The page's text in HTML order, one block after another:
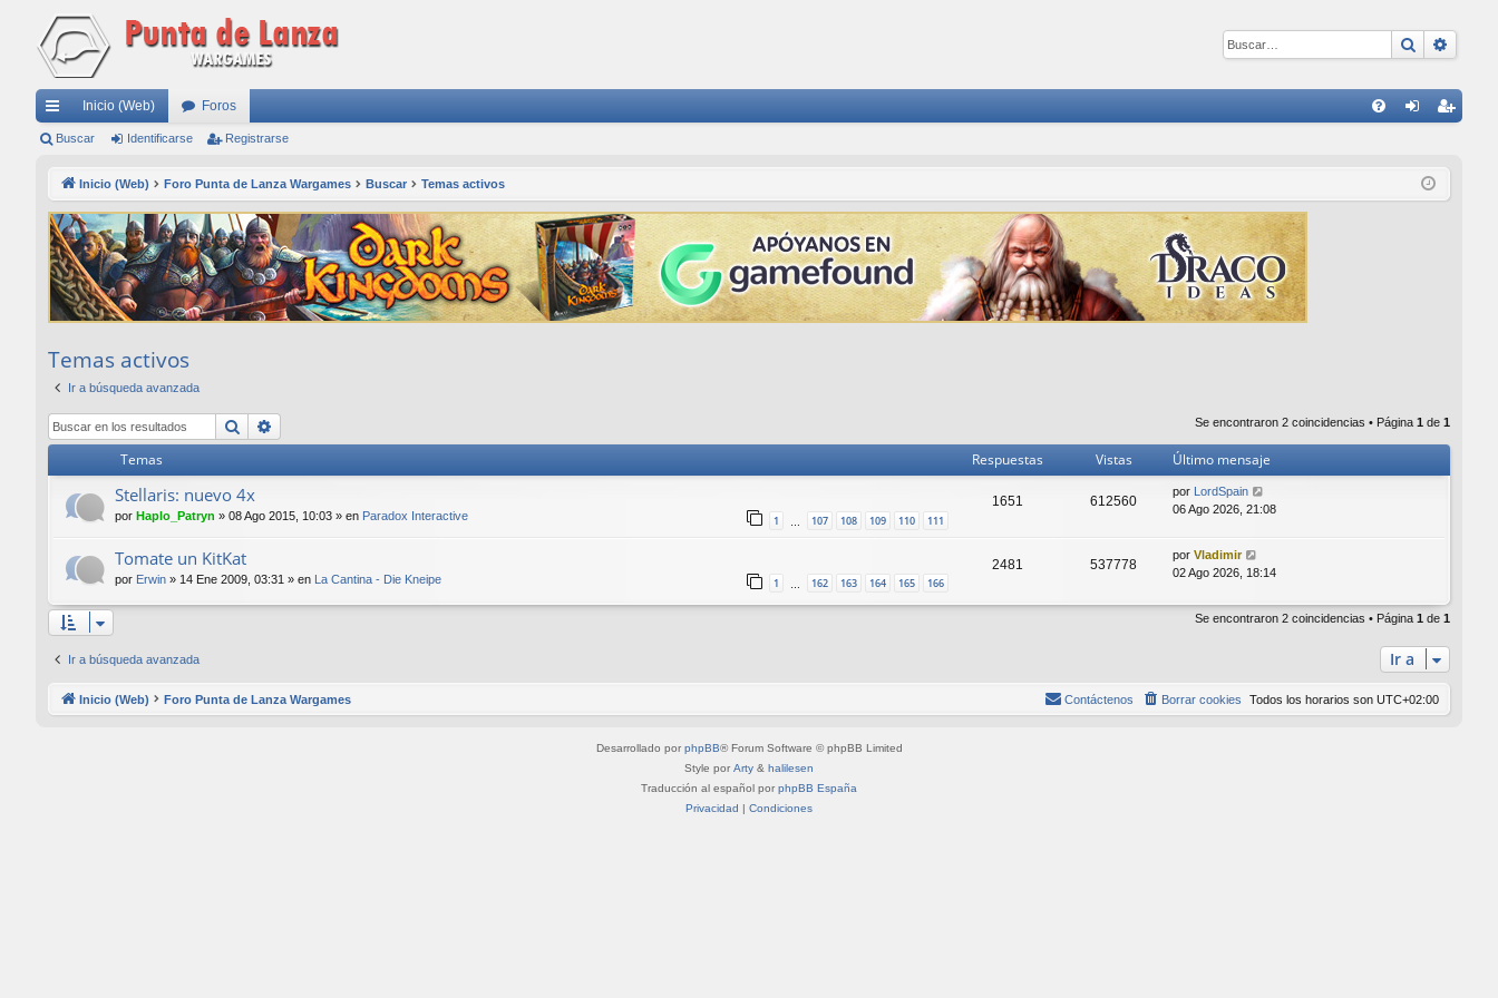
Buscar
nl
rá
pi
do
Inicio (Web) Foros
ist
Buscar Identificarse Registrarse
Inicio (Web) Foro Punta de Lanza Wargames Buscar Temas activos
Temas activos
Ir a búsqueda avanzada
Buscar Se encontraron 2 coincidencias • Página 1 de 1
Temas Respuestas Vistas Último mensaje
Stellaris: nuevo 4x
por Haplo_Patryn » 08 Ago 2015, 10:03 » en Paradox Interactive 1 107 108 109 110 111
1651 612560
por LordSpain
06 Ago 2026, 21:08
Tomate un KitKat
por Erwin » 14 Ene 2009, 03:31 » en La Cantina - Die Kneipe 1 162 163 164 165 166
2481 537778
por Vladimir
02 Ago 2026, 18:14
Se encontraron 2 coincidencias • Página 1 de 1
Ir a búsqueda avanzada Ir a
Inicio (Web) Foro Punta de Lanza Wargames Todos los horarios son UTC+02:00
Borrar cookies
Contáctenos
Desarrollado por phpBB® Forum Software © phpBB Limited
Style por Arty & halilesen
Traducción al español por phpBB España
Privacidad | Condiciones